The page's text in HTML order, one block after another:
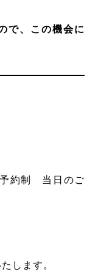
で、この機会に
制 当日のご
します。